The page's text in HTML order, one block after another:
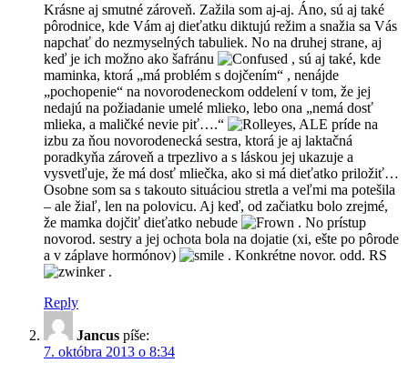
Krásne aj smutné zároveň. Zažila som aj-aj. Áno, sú aj také
pôrodnice, kde Vám aj dieťatku diktujú režim a snažia sa Vás
napchať do nezmyselných tabuliek. No na druhej strane, aj
keď je ich možno ako šafránu
, sú aj také, kde
maminka, ktorá „má problém s dojčením“ , nenájde
„pochopenie“ na novorodeneckom oddelení v tom, že jej
nedajú na požiadanie umelé mlieko, lebo ona „nemá dosť
mlieka, a maličké nevie piť….“
, ALE príde na
izbu za ňou novorodenecká sestra, ktorá je aj laktačná
poradkyňa zároveň a trpezlivo a s láskou jej ukazuje a
vysvetľuje, že má dosť mliečka, ako si má dieťatko priložiť…
Osobne som sa s takouto situáciou stretla a veľmi ma potešila
– ale žiaľ, len na polovicu. Aj keď, od začiatku bolo zrejmé,
že mamka dojčiť dieťatko nebude
. No prístup
novorod. sestry a jej ochota bola na dojatie (xi, ešte po pôrode
a v záplave hormónov)
. Konkrétne novor. odd. RS
.
Reply
Jancus píše:
7. októbra 2013 o 8:34